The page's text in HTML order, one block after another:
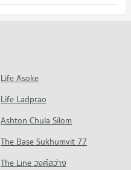
Life Asoke
Life Ladprao
Ashton Chula Silom
The Base Sukhumvit 77
The Line วงศ์สว่าง